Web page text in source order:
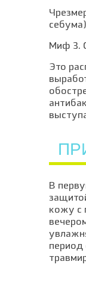
Миф 3.
Это
В
кожу с
период